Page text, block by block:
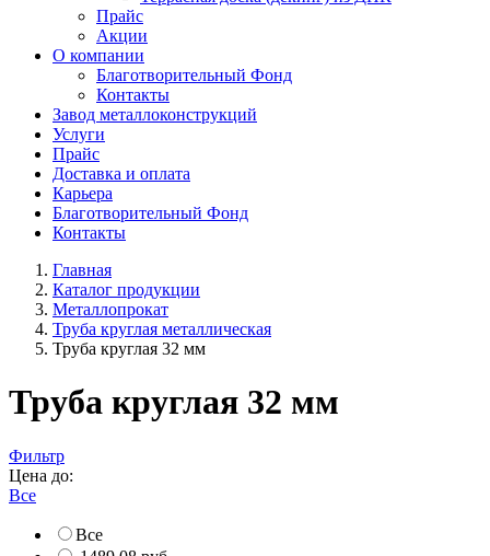
Прайс
Акции
О компании
Благотворительный Фонд
Контакты
Завод металлоконструкций
Услуги
Прайс
Доставка и оплата
Карьера
Благотворительный Фонд
Контакты
Главная
Каталог продукции
Металлопрокат
Труба круглая металлическая
Труба круглая 32 мм
Труба круглая 32 мм
Фильтр
Цена до:
Все
Все